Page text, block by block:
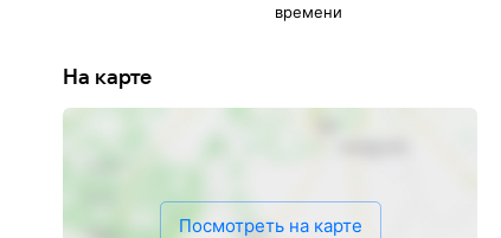
времени
На карте
Посмотреть на карте